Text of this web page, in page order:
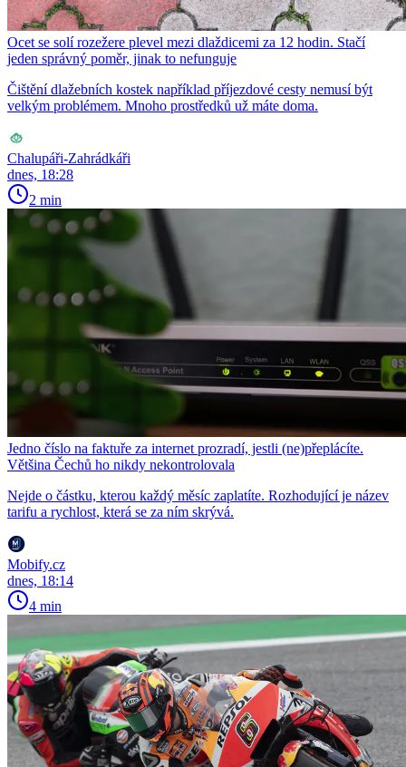
Ocet se solí rozežere plevel mezi dlaždicemi za 12 hodin. Stačí
jeden správný poměr, jinak to nefunguje
Čištění dlažebních kostek například příjezdové cesty nemusí být
velkým problémem. Mnoho prostředků už máte doma.
Chalupáři-Zahrádkáři
dnes, 18:28
2 min
Jedno číslo na faktuře za internet prozradí, jestli (ne)přeplácíte.
Většina Čechů ho nikdy nekontrolovala
Nejde o částku, kterou každý měsíc zaplatíte. Rozhodující je název
tarifu a rychlost, která se za ním skrývá.
Mobify.cz
dnes, 18:14
4 min